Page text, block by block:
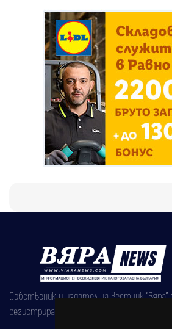
Собственик и издател на вестник "Вяра"
регистрирана на 08.05.2002 година.